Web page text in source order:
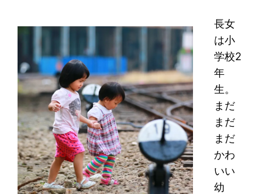
長女
は小
学校2
年
生。
まだ
まだ
まだ
かわ
いい
幼